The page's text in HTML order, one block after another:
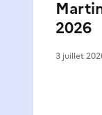
2026
3 juillet